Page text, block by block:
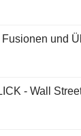
und
- Wall